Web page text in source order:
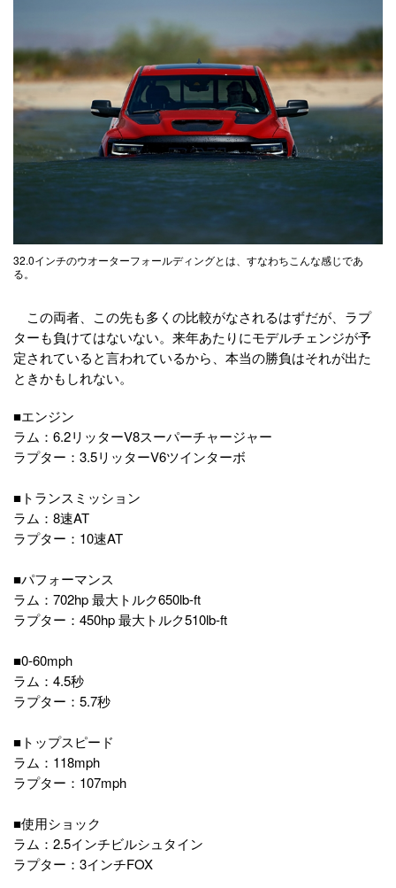
32.0インチのウオーターフォールディングとは、すなわちこんな感じであ
る。
この両者、この先も多くの比較がなされるはずだが、ラプ
ターも負けてはないない。来年あたりにモデルチェンジが予
定されていると言われているから、本当の勝負はそれが出た
ときかもしれない。
■エンジン
ラム：6.2リッターV8スーパーチャージャー
ラプター：3.5リッターV6ツインターボ
■トランスミッション
ラム：8速AT
ラプター：10速AT
■パフォーマンス
ラム：702hp 最大トルク650lb-ft
ラプター：450hp 最大トルク510lb-ft
■0-60mph
ラム：4.5秒
ラプター：5.7秒
■トップスピード
ラム：118mph
ラプター：107mph
■使用ショック
ラム：2.5インチビルシュタイン
ラプター：3インチFOX